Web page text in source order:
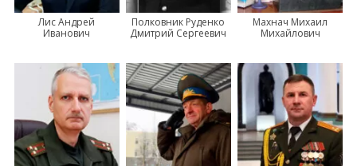
Лис Андрей
Иванович
Полковник Руденко
Дмитрий Сергеевич
Махнач Михаил
Михайлович